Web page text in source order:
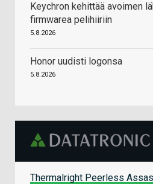
Keychron kehittää avoimen
firmwarea pelihiiriin
5.8.2026
Honor uudisti logonsa
5.8.2026
Thermalright Peerless